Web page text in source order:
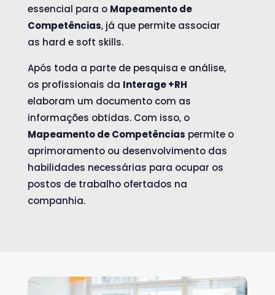
essencial para o Mapeamento de
Competências, já que permite associar
as hard e soft skills.
Após toda a parte de pesquisa e análise,
os profissionais da Interage +RH
elaboram um documento com as
informações obtidas. Com isso, o
Mapeamento de Competências permite o
aprimoramento ou desenvolvimento das
habilidades necessárias para ocupar os
postos de trabalho ofertados na
companhia.